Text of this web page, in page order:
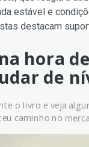
estável e
destacam
pressão de alta
e volatilidade do
ainda, olho
hora
de
o livro e veja
caminho no